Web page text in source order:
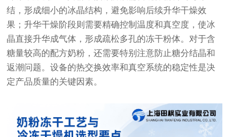
结，形成细小的冰晶结构，避免影响后续升华干燥效
果；升华干燥阶段则需要精确控制温度和真空度，使冰
晶直接升华成气体，形成疏松多孔的冻干粉体。对于含
糖量较高的配方奶粉，还需要特别注意防止糖分结晶和
返潮问题。设备的热交换效率和真空系统的稳定性是决
定产品质量的关键因素。